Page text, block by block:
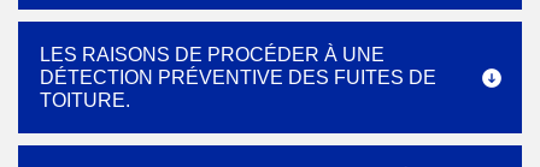
LES RAISONS DE PROCÉDER À UNE
DÉTECTION PRÉVENTIVE DES FUITES DE
TOITURE.